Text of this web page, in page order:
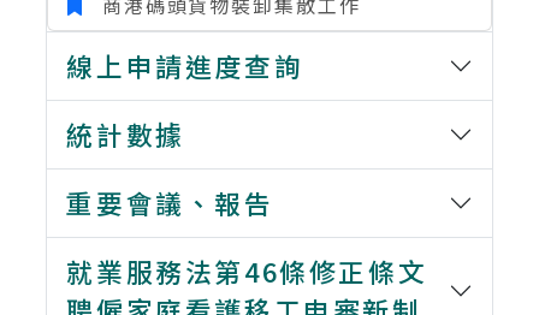
線上申請進度查詢
統計數據
重要會議、報告
就業服務法第46條修正條文